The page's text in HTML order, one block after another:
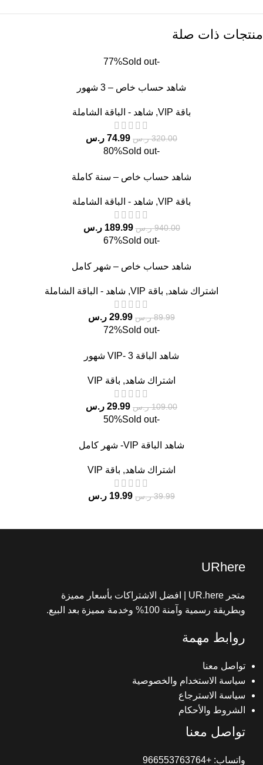
منتجات ذات صلة
-77%
Sold out
شاهد حساب خاص – 3 شهور
باقة VIP , شاهد - الباقة الشاملة
320.00 ر.س 74.99 ر.س
-80%
Sold out
شاهد حساب خاص – سنة كاملة
باقة VIP , شاهد - الباقة الشاملة
940.00 ر.س 189.99 ر.س
-67%
Sold out
شاهد حساب خاص – شهر كامل
اشتراك شاهد, باقة VIP , شاهد - الباقة الشاملة
89.99 ر.س 29.99 ر.س
-72%
Sold out
شاهد الباقة VIP- 3 شهور
اشتراك شاهد, باقة VIP
109.00 ر.س 29.99 ر.س
-50%
Sold out
شاهد الباقة VIP- شهر كامل
اشتراك شاهد, باقة VIP
39.99 ر.س 19.99 ر.س
URhere
متجر UR.here | افضل الاشتراكات بأسعار مميزة
وبطريقة رسمية وآمنة 100% وخدمة مميزة بعد البيع.
روابط مهمة
تواصل معنا
سياسة الاستخدام والخصوصية
سياسة الاسترجاع
الشروط والأحكام
تواصل معنا
واتساب: +966553763764